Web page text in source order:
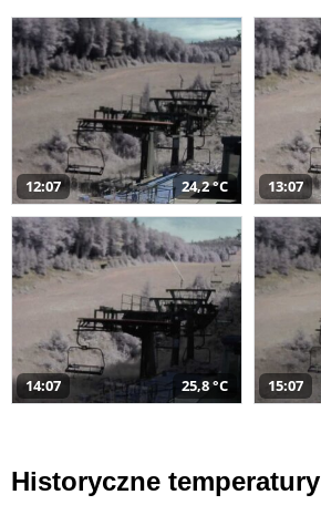
12:07 24,2 °C 13:07
14:07 25,8 °C 15:07
Historyczne temperatury